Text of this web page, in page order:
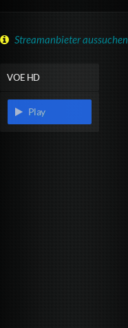
Streamanbieter aussuchen
VOE HD
Play